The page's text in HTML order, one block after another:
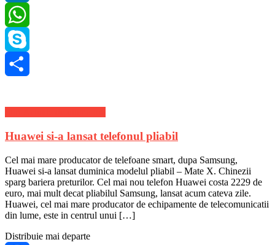
LinkedIn
WhatsApp
Skype
Huawei si-a lansat telefonul pliabil
Cel mai mare producator de telefoane smart, dupa Samsung,
Huawei si-a lansat duminica modelul pliabil – Mate X. Chinezii
sparg bariera preturilor. Cel mai nou telefon Huawei costa 2229 de
euro, mai mult decat pliabilul Samsung, lansat acum cateva zile.
Huawei, cel mai mare producator de echipamente de telecomunicatii
din lume, este in centrul unui […]
Distribuie mai departe